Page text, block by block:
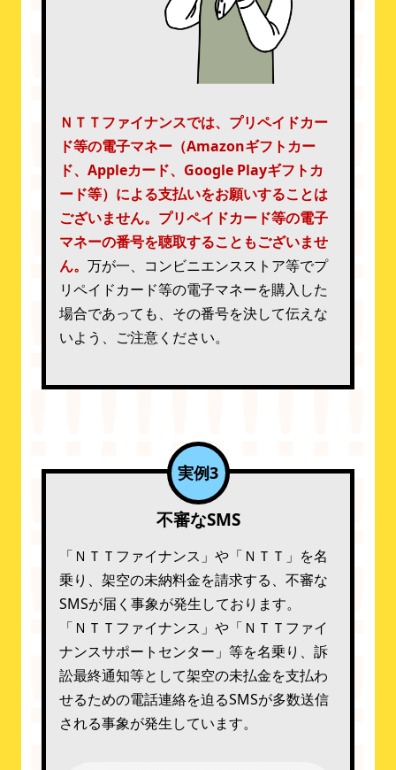
ＮＴＴファイナンスでは、プリペイドカー
ド等の電子マネー（Amazonギフトカー
ド、Appleカード、Google Playギフトカ
ード等）による支払いをお願いすることは
ございません。 プリペイドカード等の電子
マネーの番号を聴取することもございませ
ん。万が一、コンビニエンスストア等でプ
リペイドカード等の電子マネーを購入した
場合であっても、その番号を決して伝えな
いよう、ご注意ください。
実例3
不審なSMS
「ＮＴＴファイナンス」や「ＮＴＴ」を名
乗り、架空の未納料金を請求する、不審な
SMSが届く事象が発生しております。
「ＮＴＴファイナンス」や「ＮＴＴファイ
ナンスサポートセンター」等を名乗り、訴
訟最終通知等として架空の未払金を支払わ
せるための電話連絡を迫るSMSが多数送信
される事象が発生しています。